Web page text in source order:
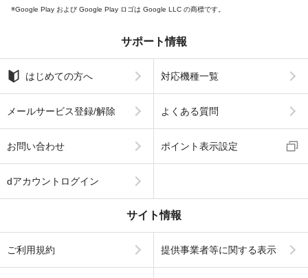
Google Play および Google Play ロゴは Google LLC の商標です。
サポート情報
はじめての方へ 対応機種一覧
メールサービス登録/解除 よくある質問
お問い合わせ ポイント表示設定
dアカウントログイン
サイト情報
ご利用規約 提供事業者等に関する表示